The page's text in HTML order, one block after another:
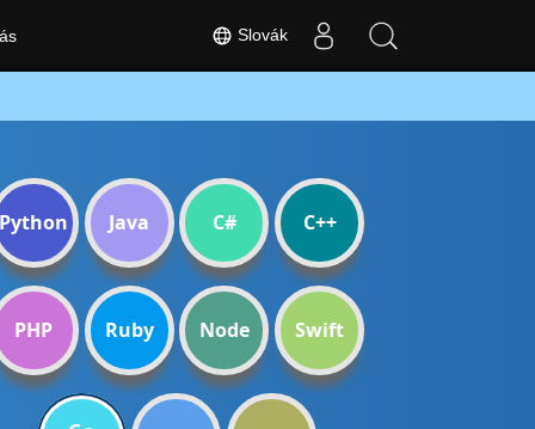
Python Java C# C++
PHP Ruby Node Swift
Slovák